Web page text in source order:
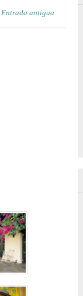
Entrada antigua